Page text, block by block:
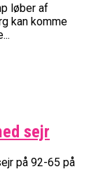
løber af
kan komme
sejr
på 92-65 på